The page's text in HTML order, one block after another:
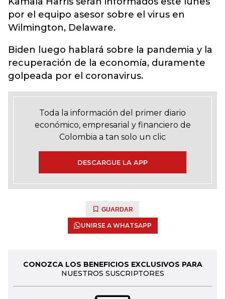
por el equipo asesor sobre el virus en
Wilmington, Delaware.
Biden luego hablará sobre la pandemia y la
recuperación de la economía, duramente
golpeada por el coronavirus.
Toda la información del primer diario
económico, empresarial y financiero de
Colombia a tan solo un clic
DESCARGUE LA APP
GUARDAR
UNIRSE A WHATSAPP
CONOZCA LOS BENEFICIOS EXCLUSIVOS PARA
NUESTROS SUSCRIPTORES